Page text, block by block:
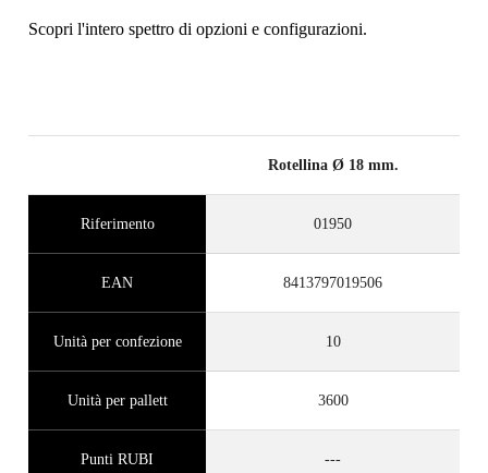
Scopri l'intero spettro di opzioni e configurazioni.
Rotellina Ø 18 mm.
Riferimento 01950
EAN 8413797019506
Unità per confezione 10
Unità per pallett 3600
Punti RUBI ---